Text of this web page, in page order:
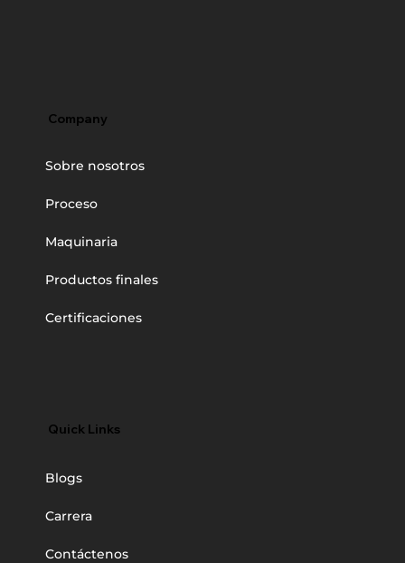
Company
Sobre nosotros
Proceso
Maquinaria
Productos finales
Certificaciones
Quick Links
Blogs
Carrera
Contáctenos